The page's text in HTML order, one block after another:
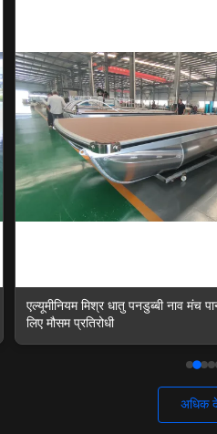
हल्के पोंटून फ्लोटिंग प्लेटफार्म त्वरित
धातु
अधिक